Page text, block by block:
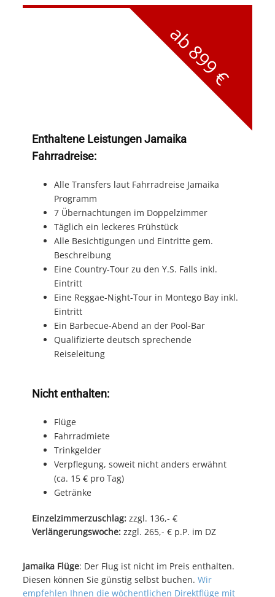
ab 899 €
Enthaltene Leistungen Jamaika
Fahrradreise:
Alle Transfers laut Fahrradreise Jamaika
Programm
7 Übernachtungen im Doppelzimmer
Täglich ein leckeres Frühstück
Alle Besichtigungen und Eintritte gem.
Beschreibung
Eine Country-Tour zu den Y.S. Falls inkl.
Eintritt
Eine Reggae-Night-Tour in Montego Bay inkl.
Eintritt
Ein Barbecue-Abend an der Pool-Bar
Qualifizierte deutsch sprechende
Reiseleitung
Nicht enthalten:
Flüge
Fahrradmiete
Trinkgelder
Verpflegung, soweit nicht anders erwähnt
(ca. 15 € pro Tag)
Getränke
Einzelzimmerzuschlag: zzgl. 136,- €
Verlängerungswoche: zzgl. 265,- € p.P. im DZ
Jamaika Flüge: Der Flug ist nicht im Preis enthalten.
Diesen können Sie günstig selbst buchen.Wir
empfehlen Ihnen die wöchentlichen Direktflüge mit